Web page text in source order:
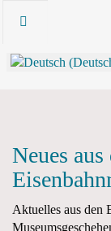
Neues
Aktuelles aus den